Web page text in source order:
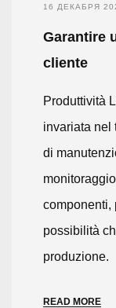
16 ДЕКАБРЯ
Garantire
cliente
Produttività
invariata nel
di
componenti,
possibilità
produzione.
READ MORE